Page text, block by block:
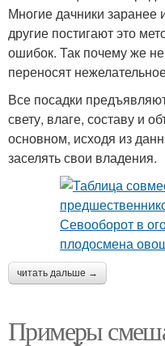
Многие дачники заранее
другие постигают это
ошибок. Так почему же
переносят
Все посадки
свету, влаге, составу и
основном, исходя из
заселять свои владения.
читать дальше →
Примеры